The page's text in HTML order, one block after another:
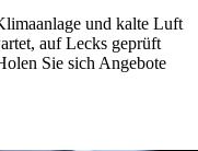
und kalte Luft
auf Lecks geprüft
Sie sich Angebote